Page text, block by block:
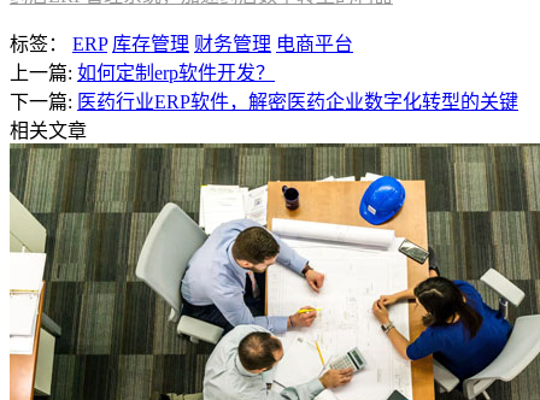
标签： ERP 库存管理 财务管理 电商平台
上一篇: 如何定制erp软件开发？
下一篇: 医药行业ERP软件，解密医药企业数字化转型的关键
相关文章